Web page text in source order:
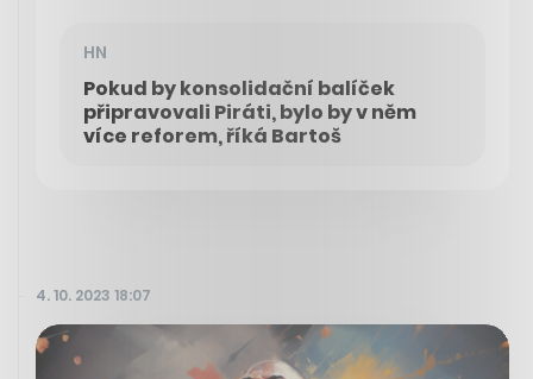
HN
Pokud by konsolidační balíček
připravovali Piráti, bylo by v něm
více reforem, říká Bartoš
4. 10. 2023 18:07